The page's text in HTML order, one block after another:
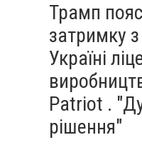
Трамп
затримку
Україні
Patriot .
рішення"